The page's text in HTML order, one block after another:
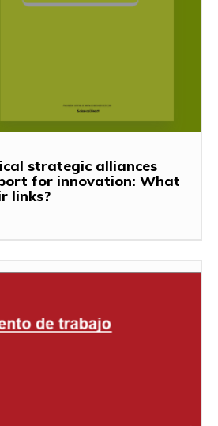
strategic alliances
for innovation: What
links?